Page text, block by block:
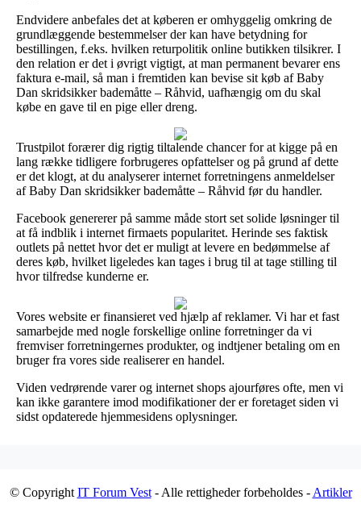
Endvidere anbefales det at køberen er omhyggelig omkring de
grundlæggende bestemmelser der kan have betydning for
bestillingen, f.eks. hvilken returpolitik online butikken tilsikrer. I
den relation er det i øvrigt vigtigt, at man permanent bevarer ens
faktura e-mail, så man i fremtiden kan bevise sit køb af Baby
Dan skridsikker bademåtte – Råhvid, uafhængig om du skal
købe en gave til en pige eller dreng.
Trustpilot forærer dig rigtig tiltalende chancer for at kigge på en
lang række tidligere forbrugeres opfattelser og på grund af dette
er det klogt, at du analyserer internet forretningens anmeldelser
af Baby Dan skridsikker bademåtte – Råhvid før du handler.
Facebook genererer på samme måde stort set solide løsninger til
at få indblik i internet firmaets popularitet. Herinde ses faktisk
outlets på nettet hvor det er muligt at levere en bedømmelse af
deres køb, hvilket ligeledes kan tages i brug til at tage stilling til
hvor tilfredse kunderne er.
Vores website er finansieret ved hjælp af reklamer. Vi har et fast
samarbejde med nogle forskellige online forretninger da vi
fremviser forretningernes produkter, og indtjener betaling om en
bruger fra vores side realiserer en handel.
Viden vedrørende varer og internet shops ajourføres ofte, men vi
kan ikke garantere imod modifikationer der er foretaget siden vi
sidst opdaterede hjemmesidens oplysninger.
© Copyright IT Forum Vest- Alle rettigheder forbeholdes - Artikler